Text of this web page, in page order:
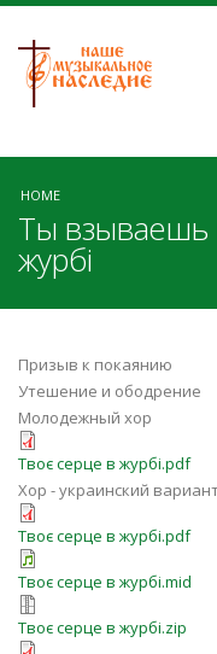
HOME
Ты взываешь
журбі
Призыв к покаянию
Утешение и ободрение
Молодежный хор
Твоє серце в журбі.pdf
Хор - украинский
Твоє серце в журбі.pdf
Твоє серце в журбі.mid
Твоє серце в журбі.zip